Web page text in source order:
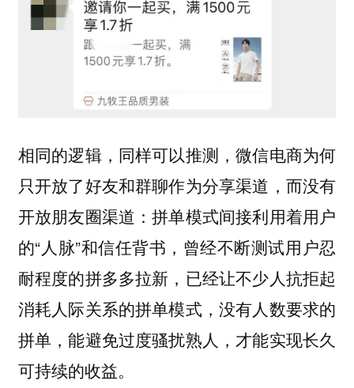
相同的逻辑，同样可以推测，微信电商为何
只开放了好友和群聊作为分享渠道，而没有
开放朋友圈渠道：拼单模式间接利用着用户
的“人脉”和信任背书，曾经不断测试用户忍
耐程度的拼多多拉新，已经让不少人抗拒起
消耗人际关系的拼单模式，没有人数要求的
拼单，能避免过度骚扰熟人，才能实现长久
可持续的收益。